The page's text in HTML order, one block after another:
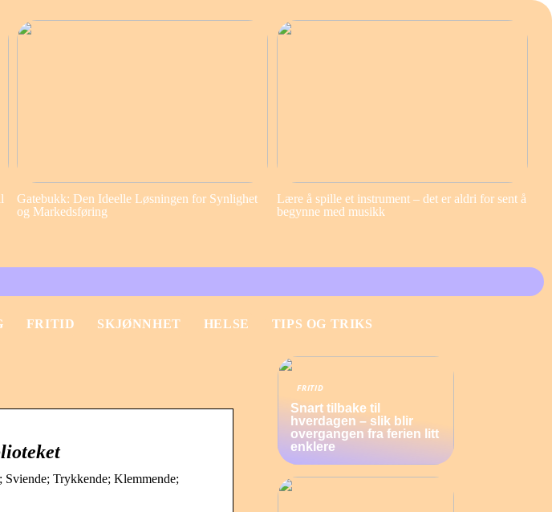
Gatebukk: Den Ideelle Løsningen for Synlighet
og Markedsføring
Lære å spille et instrument – det er aldri for sent å
begynne med musikk
FRITID SKJØNNHET HELSE TIPS OG TRIKS
Trykkende; Klemmende;
FRITID
Snart tilbake til
hverdagen – slik blir
overgangen fra ferien litt
enklere